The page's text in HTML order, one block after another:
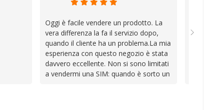
Oggi è facile vendere un prodotto. La
vera differenza la fa il servizio dopo,
quando il cliente ha un problema.La mia
esperienza con questo negozio è stata
davvero eccellente. Non si sono limitati
a vendermi una SIM: quando è sorto un
sono